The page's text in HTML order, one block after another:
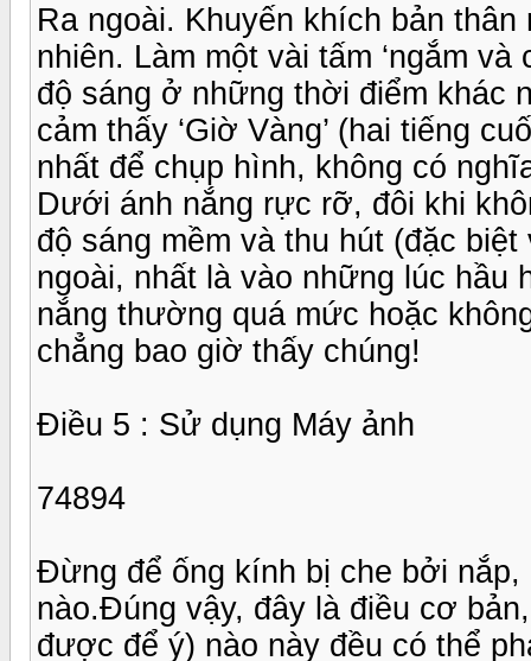
Ra ngoài. Khuyến khích bản
nhiên. Làm một vài tấm ‘ngắm
độ sáng ở những thời điểm khác
cảm thấy ‘Giờ Vàng’ (hai tiếng
nhất để chụp hình, không có
Dưới ánh nắng rực rỡ, đôi khi
độ sáng mềm và thu hút (đặc
ngoài, nhất là vào những lúc hầu
nắng thường quá mức hoặc
chẳng bao giờ thấy chúng!
Điều 5 : Sử dụng Máy ảnh
74894
Đừng để ống kính bị che bởi
nào.Đúng vậy, đây là điều cơ
được để ý) nào này đều có thể